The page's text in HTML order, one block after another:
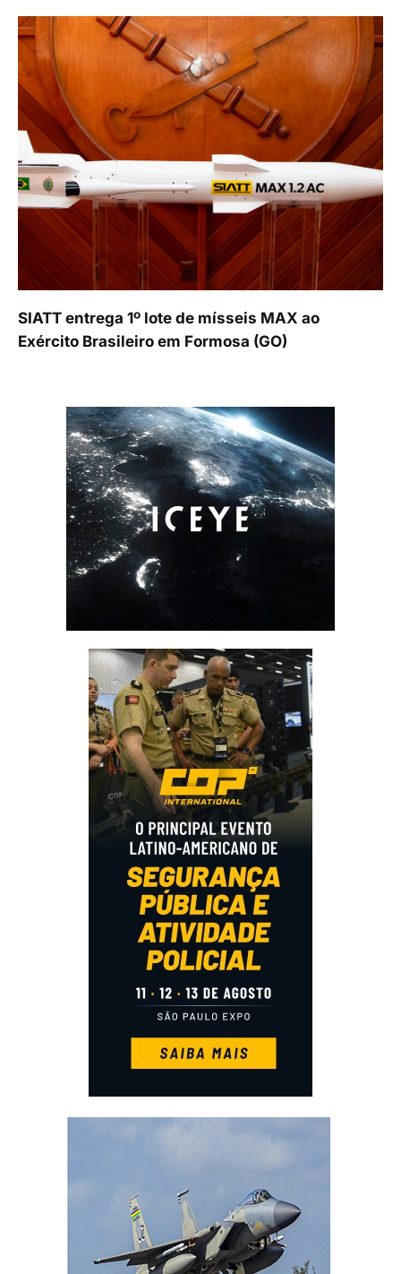
SIATT entrega 1º lote de mísseis MAX ao
Exército Brasileiro em Formosa (GO)